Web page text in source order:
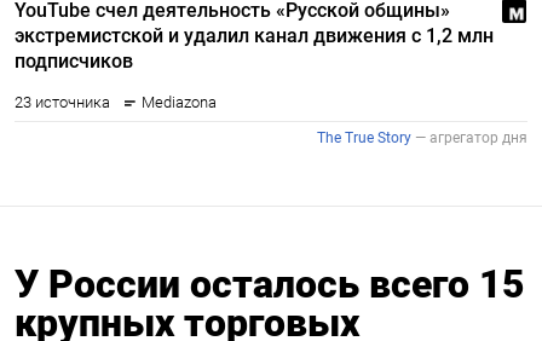
У России осталось всего 15
крупных торговых